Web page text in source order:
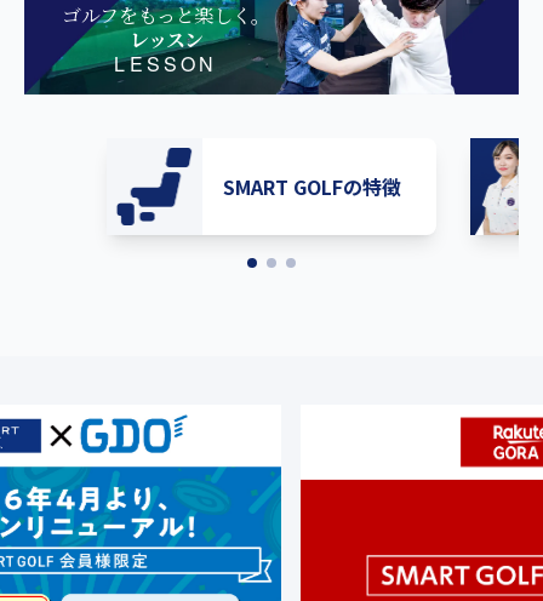
ゴルフをもっと楽しく。
レッスン
LESSON
SMART GOLFの特徴